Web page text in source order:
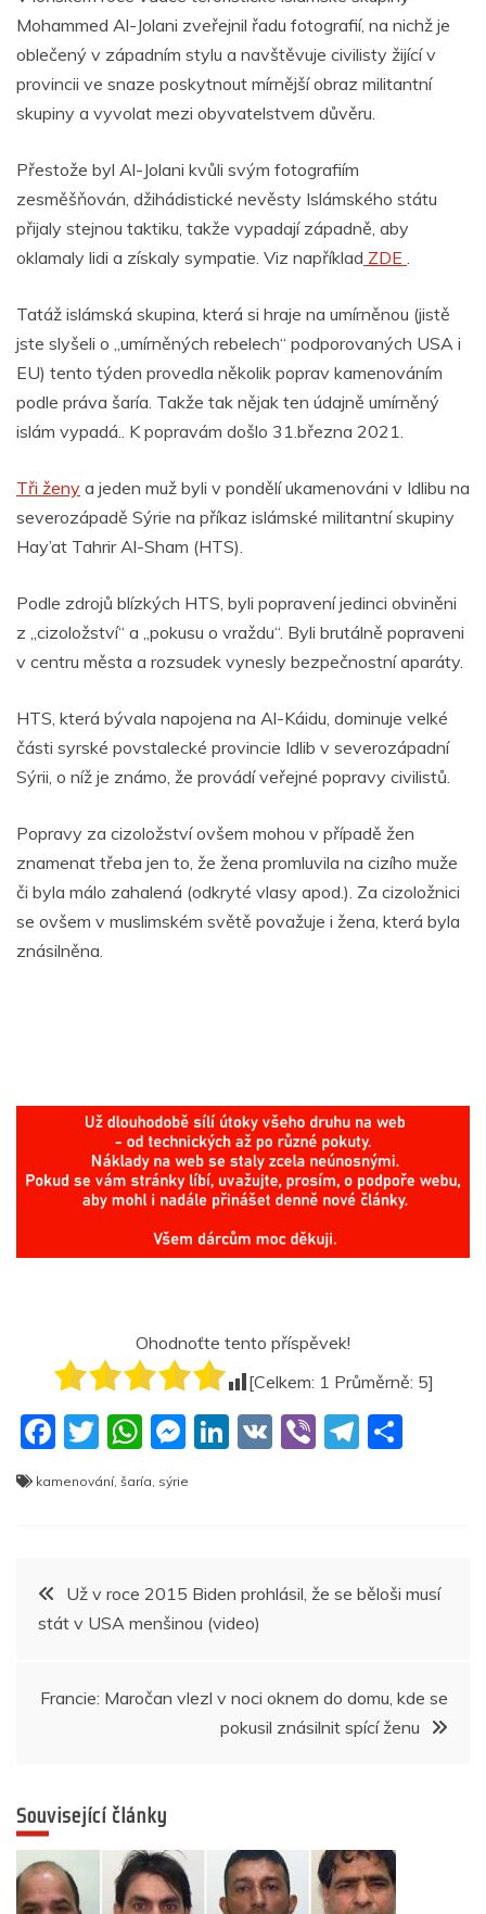
Mohammed Al-Jolani zveřejnil řadu fotografií, na nichž je
oblečený v západním stylu a navštěvuje civilisty žijící v
provincii ve snaze poskytnout mírnější obraz militantní
skupiny a vyvolat mezi obyvatelstvem důvěru.
Přestože byl Al-Jolani kvůli svým fotografiím
zesměšňován, džihádistické nevěsty Islámského státu
přijaly stejnou taktiku, takže vypadají západně, aby
oklamaly lidi a získaly sympatie. Viz například ZDE
Tatáž islámská skupina, která si hraje na umírněnou (jistě
jste slyšeli o „umírněných rebelech“ podporovaných USA i
EU) tento týden provedla několik poprav kamenováním
podle práva šaría. Takže tak nějak ten údajně umírněný
islám vypadá.. K popravám došlo 31.března 2021.
Tři ženy a jeden muž byli v pondělí ukamenováni v Idlibu na
severozápadě Sýrie na příkaz islámské militantní skupiny
Hay’at Tahrir Al-Sham (HTS).
Podle zdrojů blízkých HTS, byli popravení jedinci obviněni
z „cizoložství“ a „pokusu o vraždu“. Byli brutálně popraveni
v centru města a rozsudek vynesly bezpečnostní aparáty.
HTS, která bývala napojena na Al-Káidu, dominuje velké
části syrské povstalecké provincie Idlib v severozápadní
Sýrii, o níž je známo, že provádí veřejné popravy civilistů.
Popravy za cizoložství ovšem mohou v případě žen
znamenat třeba jen to, že žena promluvila na cizího muže
či byla málo zahalená (odkryté vlasy apod.). Za cizoložnici
se ovšem v muslimském světě považuje i žena, která byla
znásilněna.
Ohodnoťte tento příspěvek!
[Celkem: 1 Průměrně: 5]
F
c
o
o
T
w
itt
W
h
at
p
p
M
ss
g
er
Li
n
V
Vi T
m
kamenování, šaría sýrie
Navigace
pro
příspěvek
Už v roce 2015 Biden prohlásil, že se běloši musí
stát v USA menšinou (video)
Francie: Maročan vlezl v noci oknem do domu, kde se
pokusil znásilnit spící ženu
Související články